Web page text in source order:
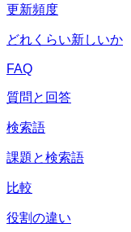
更新頻度
どれくらい新しいか
FAQ
質問と回答
検索語
課題と検索語
比較
役割の違い